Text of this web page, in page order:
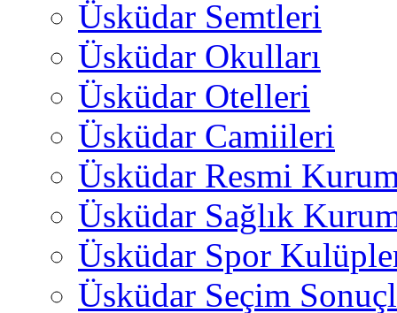
Üsküdar Semtleri
Üsküdar Okulları
Üsküdar Otelleri
Üsküdar Camiileri
Üsküdar Resmi
Üsküdar Sağlık
Üsküdar Spor
Üsküdar Seçim